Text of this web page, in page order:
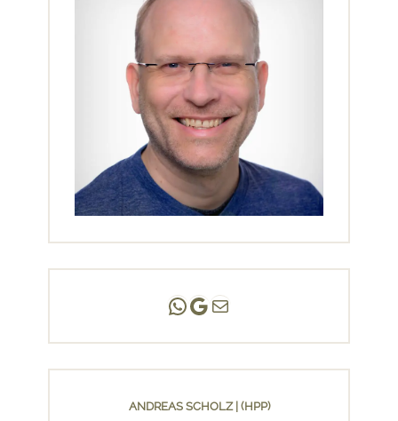
Andreas Scholz | (HPP)
Praxis Adlershof
E-Mail an mich ...
ANDREAS SCHOLZ | (HPP)